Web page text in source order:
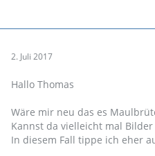
2. Juli 2017
Hallo Thomas
Wäre mir neu das es
Kannst da vielleicht mal Bilder
In diesem Fall tippe ich eher